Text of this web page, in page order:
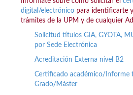
digital/electrónico para identificarte
trámites de la UPM y de cualquier
Solicitud títulos GIA, GYOTA,
por Sede Electrónica
Acreditación Externa nivel B2
Certificado académico/Informe
Grado/Máster